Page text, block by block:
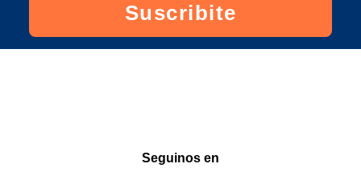
Suscribite
Seguinos en